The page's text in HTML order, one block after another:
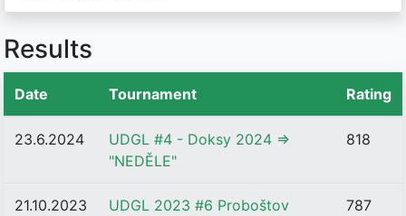
Results
Date Tournament Rating
23.6.2024
UDGL #4 - Doksy 2024 =>
"NEDĚLE"
818
21.10.2023 UDGL 2023 #6 Proboštov 787